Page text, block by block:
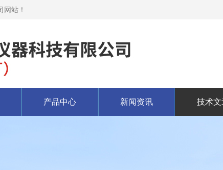
站！
产品中心 新闻资讯 技术文